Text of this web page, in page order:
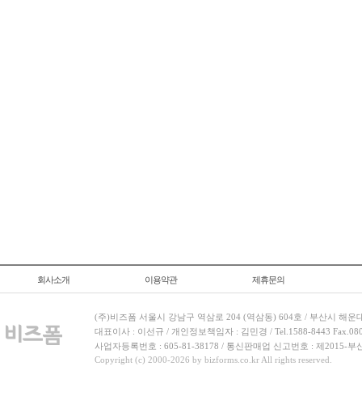
회사소개 이용약관 제휴문의
(주)비즈폼 서울시 강남구 역삼로 204 (역삼동) 604호 / 부산시 해운
대표이사 : 이선규 / 개인정보책임자 : 김민경 / Tel.1588-8443
사업자등록번호 : 605-81-38178 / 통신판매업 신고번호 : 제2015-부
Copyright (c) 2000-2026 by bizforms.co.kr All rights reserved.